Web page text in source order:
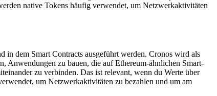
native Tokens häufig verwendet, um Netzwerkaktivitäten
dem Smart Contracts ausgeführt werden. Cronos wird als
Anwendungen zu bauen, die auf Ethereum-ähnlichen Smart-
zu verbinden. Das ist relevant, wenn du Werte über
um Netzwerkaktivitäten zu bezahlen und um am